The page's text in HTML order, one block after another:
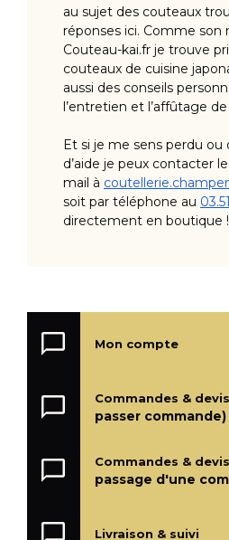
au sujet des couteaux
réponses ici. Comme son
Couteau-kai.fr je trouve
couteaux de cuisine
aussi des conseils
l’entretien et l’affûtage
Et si je me sens perdu ou
d’aide je peux contacter
mail à
soit par téléphone au
directement en boutique !
Mon compte
Commandes & devis
passer commande)
Commandes & devis
passage d'une
Livraison & suivi